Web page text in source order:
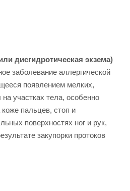
дисгидротическая экзема)
заболевание аллергической
появлением мелких,
участках тела, особенно
пальцев, стоп и
поверхностях ног и рук,
закупорки протоков